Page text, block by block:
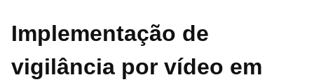
Implementação de
vigilância por vídeo em